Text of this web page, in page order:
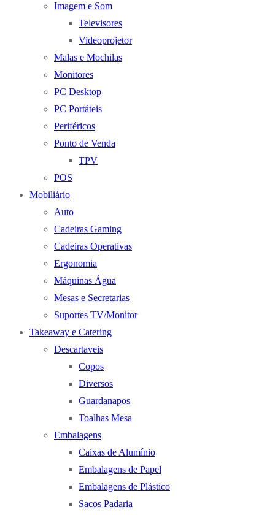
Imagem e Som
Televisores
Videoprojetor
Malas e Mochilas
Monitores
PC Desktop
PC Portáteis
Periféricos
Ponto de Venda
TPV
POS
Mobiliário
Auto
Cadeiras Gaming
Cadeiras Operativas
Ergonomia
Máquinas Água
Mesas e Secretarias
Suportes TV/Monitor
Takeaway e Catering
Descartaveis
Copos
Diversos
Guardanapos
Toalhas Mesa
Embalagens
Caixas de Alumínio
Embalagens de Papel
Embalagens de Plástico
Sacos Padaria